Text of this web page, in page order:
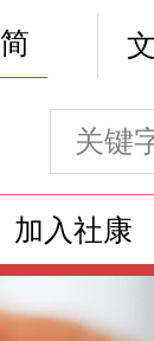
简
加入社康